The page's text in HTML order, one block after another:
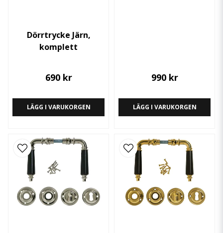
Dörrtrycke Järn,
komplett
690 kr
LÄGG I VARUKORGEN
990 kr
LÄGG I VARUKORGEN